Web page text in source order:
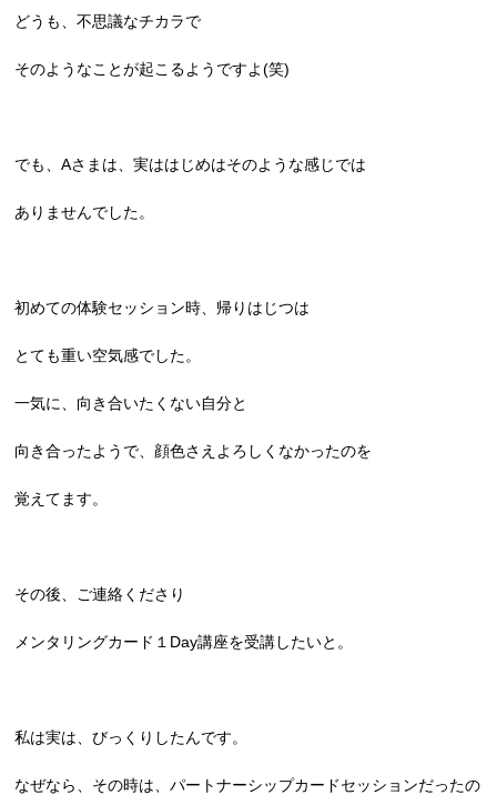
どうも、不思議なチカラで
そのようなことが起こるようですよ(笑)
でも、Aさまは、実ははじめはそのような感じでは
ありませんでした。
初めての体験セッション時、帰りはじつは
とても重い空気感でした。
一気に、向き合いたくない自分と
向き合ったようで、顔色さえよろしくなかったのを
覚えてます。
その後、ご連絡くださり
メンタリングカード１Day講座を受講したいと。
私は実は、びっくりしたんです。
なぜなら、その時は、パートナーシップカードセッションだったの